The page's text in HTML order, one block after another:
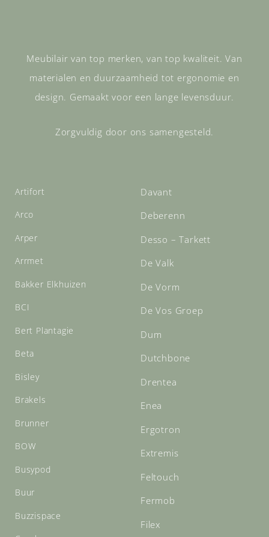
Meubilair van top merken, van top kwaliteit. Van
materialen en duurzaamheid tot ergonomie en
design. Gemaakt voor een lange levensduur.
Zorgvuldig door ons samengesteld.
Artifort
Arco
Arper
Arrmet
Bakker Elkhuizen
BCI
Bert Plantagie
Beta
Bisley
Brakels
Brunner
BOW
Busypod
Buur
Buzzispace
Davant
Deberenn
Desso – Tarkett
De Valk
De Vorm
De Vos Groep
Dum
Dutchbone
Drentea
Enea
Ergotron
Extremis
Feltouch
Fermob
Filex